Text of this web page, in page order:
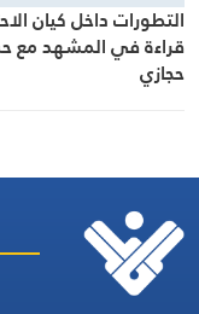
التطورات داخل كيان
قراءة في المشهد مع
حجازي